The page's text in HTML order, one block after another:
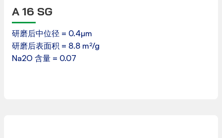
A 16 SG
研磨后中位径 = 0.4µm
研磨后表面积 = 8.8 m²/g
Na2O 含量 = 0.07